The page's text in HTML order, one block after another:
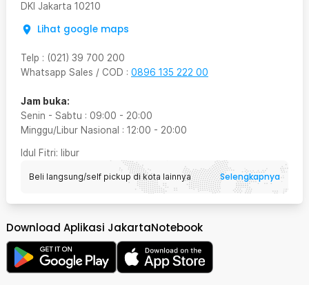
DKI Jakarta 10210
Lihat google maps
Telp : (021) 39 700 200
Whatsapp Sales / COD : 0896 135 222 00
Jam buka:
Senin - Sabtu : 09:00 - 20:00
Minggu/Libur Nasional : 12:00 - 20:00
Idul Fitri: libur
Beli langsung/self pickup di kota lainnya Selengkapnya
Download Aplikasi JakartaNotebook